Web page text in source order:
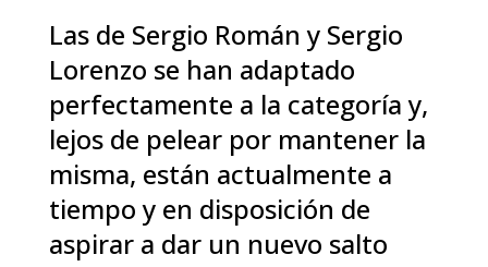
Las de Sergio Román y Sergio
Lorenzo se han adaptado
perfectamente a la categoría y,
lejos de pelear por mantener la
misma, están actualmente a
tiempo y en disposición de
aspirar a dar un nuevo salto